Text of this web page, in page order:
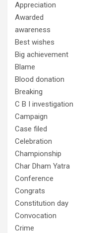
Appreciation
Awarded
awareness
Best wishes
Big achievement
Blame
Blood donation
Breaking
C B I investigation
Campaign
Case filed
Celebration
Championship
Char Dham Yatra
Conference
Congrats
Constitution day
Convocation
Crime